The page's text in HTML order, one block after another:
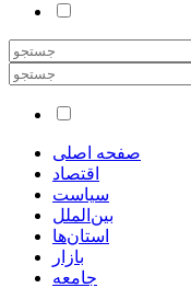
صفحه اصلی
اقتصاد
سیاست
بین‌الملل
استان‌ها
بازار
جامعه